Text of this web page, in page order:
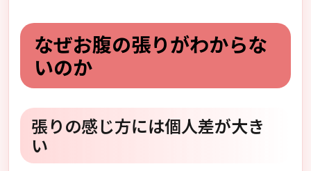
なぜお腹の張りがわからな
いのか
張りの感じ方には個人差が大き
い